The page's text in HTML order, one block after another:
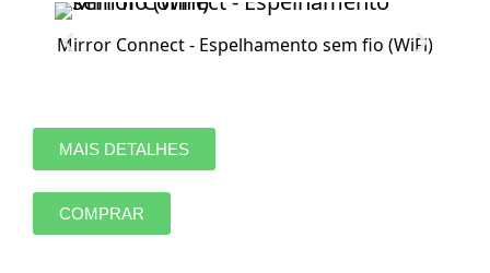
Mirror Connect - Espelhamento sem fio (WiFi)
MAIS DETALHES
COMPRAR